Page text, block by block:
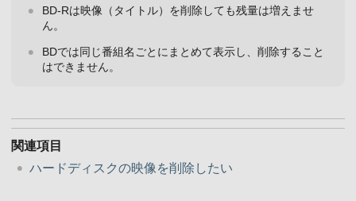
BD-Rは映像（タイトル）を削除しても残量は増えませ
ん。
BDでは同じ番組名ごとにまとめて表示し、削除すること
はできません。
関連項目
ハードディスクの映像を削除したい